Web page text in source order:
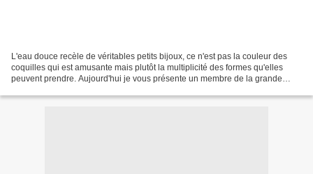
L'eau douce recèle de véritables petits bijoux, ce n'est pas la couleur des
coquilles qui est amusante mais plutôt la multiplicité des formes qu'elles
peuvent prendre. Aujourd'hui je vous présente un membre de la grande